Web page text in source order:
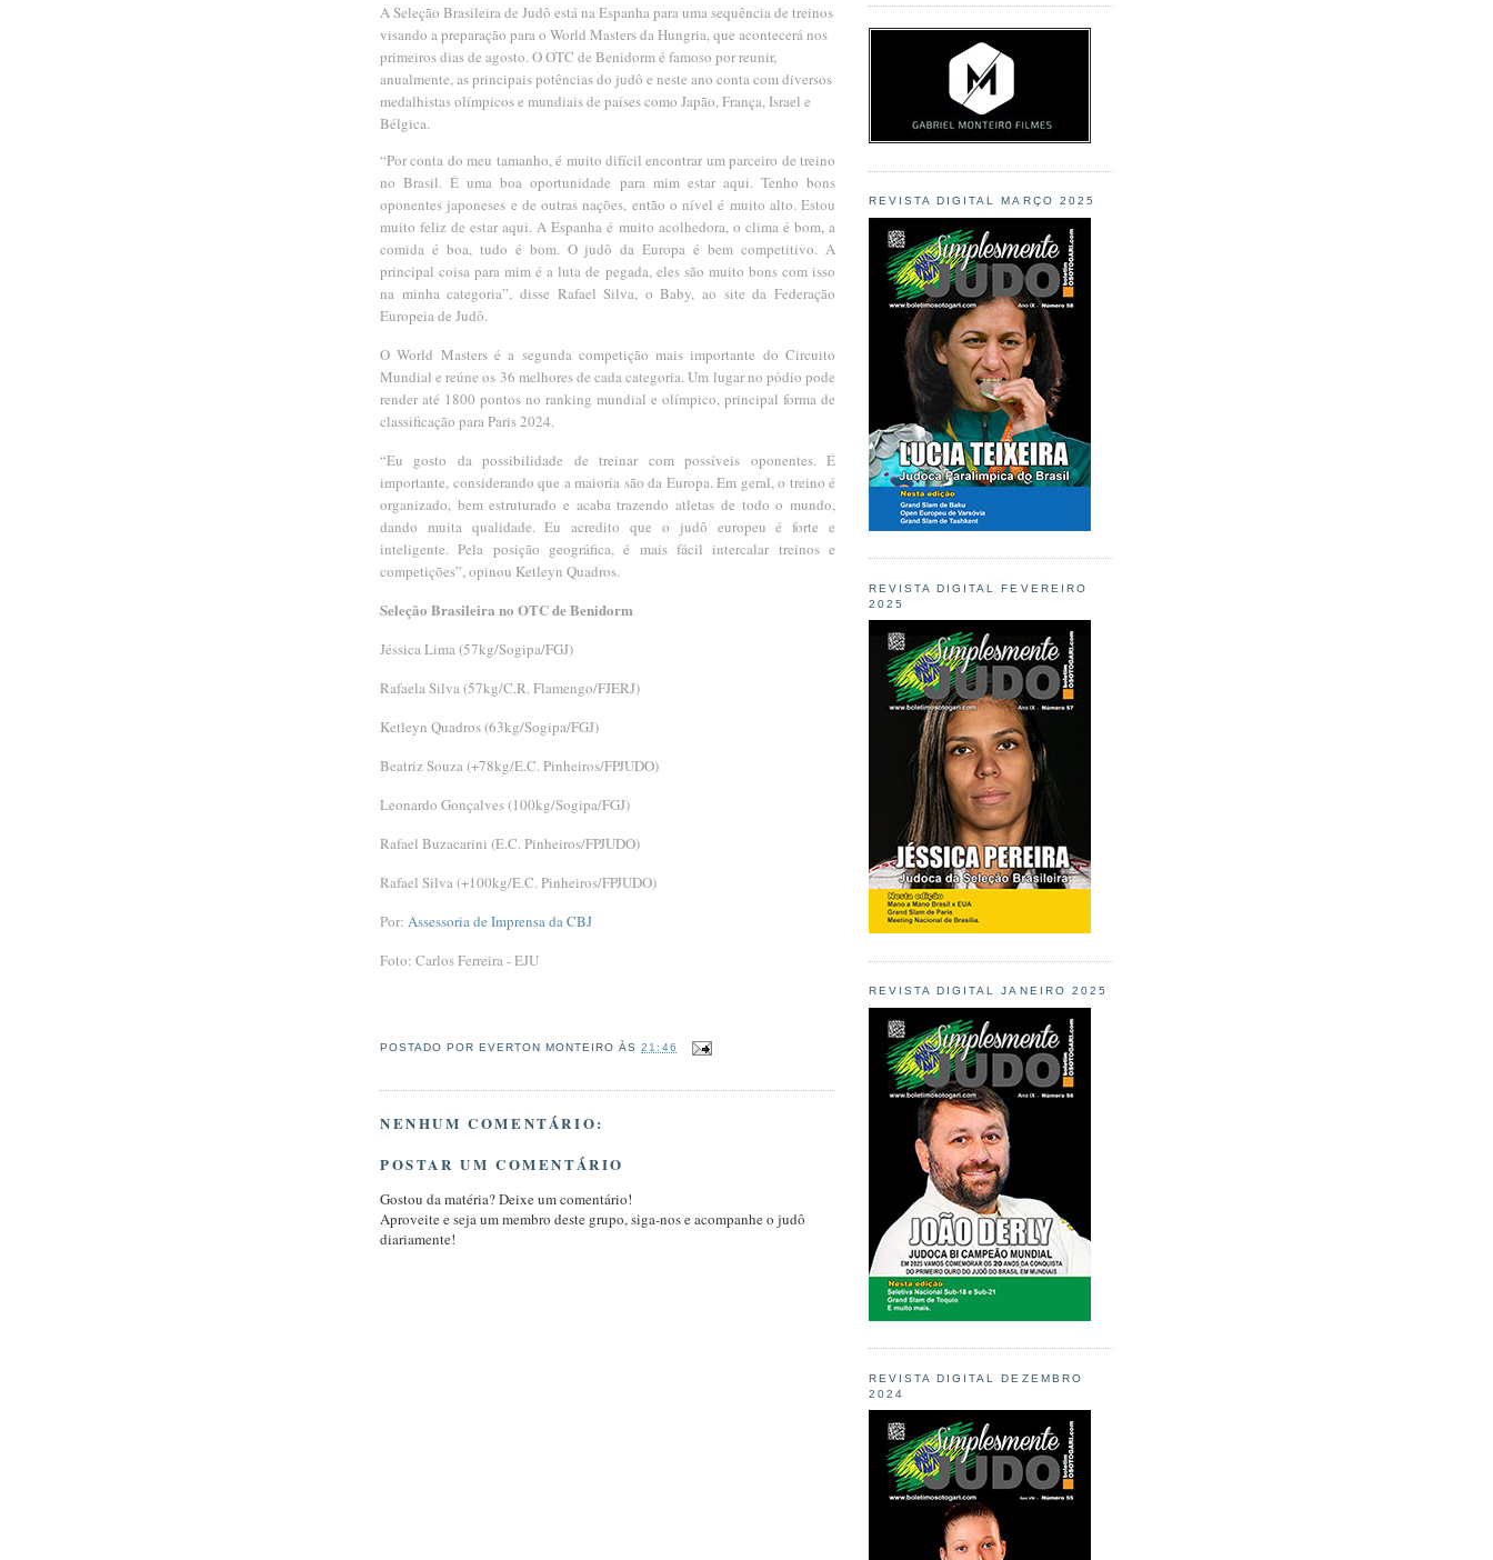
A Seleção Brasileira de Judô está na Espanha para uma sequência de treinos
visando a preparação para o World Masters da Hungria, que acontecerá nos
primeiros dias de agosto. O OTC de Benidorm é famoso por reunir,
anualmente, as principais potências do judô e neste ano conta com diversos
medalhistas olímpicos e mundiais de países como Japão, França, Israel e
Bélgica.
“Por conta do meu tamanho, é muito difícil encontrar um parceiro de treino
no Brasil. É uma boa oportunidade para mim estar aqui. Tenho bons
oponentes japoneses e de outras nações, então o nível é muito alto. Estou
muito feliz de estar aqui. A Espanha é muito acolhedora, o clima é bom, a
comida é boa, tudo é bom. O judô da Europa é bem competitivo. A
principal coisa para mim é a luta de pegada, eles são muito bons com isso
na minha categoria”, disse Rafael Silva, o Baby, ao site da Federação
Europeia de Judô.
O World Masters é a segunda competição mais importante do Circuito
Mundial e reúne os 36 melhores de cada categoria. Um lugar no pódio pode
render até 1800 pontos no ranking mundial e olímpico, principal forma de
classificação para Paris 2024.
“Eu gosto da possibilidade de treinar com possíveis oponentes. É
importante, considerando que a maioria são da Europa. Em geral, o treino é
organizado, bem estruturado e acaba trazendo atletas de todo o mundo,
dando muita qualidade. Eu acredito que o judô europeu é forte e
inteligente. Pela posição geográfica, é mais fácil intercalar treinos e
competições”, opinou Ketleyn Quadros.
Seleção Brasileira no OTC de Benidorm
Jéssica Lima (57kg/Sogipa/FGJ)
Rafaela Silva (57kg/C.R. Flamengo/FJERJ)
Ketleyn Quadros (63kg/Sogipa/FGJ)
Beatriz Souza (+78kg/E.C. Pinheiros/FPJUDO)
Leonardo Gonçalves (100kg/Sogipa/FGJ)
Rafael Buzacarini (E.C. Pinheiros/FPJUDO)
Rafael Silva (+100kg/E.C. Pinheiros/FPJUDO)
Por: Assessoria de Imprensa da CBJ
Foto: Carlos Ferreira - EJU
POSTADO POR EVERTON MONTEIRO ÀS21:46
NENHUM COMENTÁRIO:
POSTAR UM COMENTÁRIO
Gostou da matéria? Deixe um comentário!
Aproveite e seja um membro deste grupo, siga-nos e acompanhe o judô
diariamente!
REVISTA DIGITAL MARÇO 2025
REVISTA DIGITAL FEVEREIRO
2025
REVISTA DIGITAL JANEIRO 2025
REVISTA DIGITAL DEZEMBRO
2024